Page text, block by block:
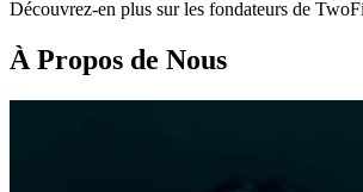
Découvrez-en plus sur les fondateurs de
À Propos de Nous